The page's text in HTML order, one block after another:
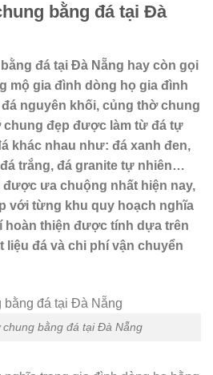
bằng đá tại Đà
bằng đá tại Đà Nẵng hay còn gọi
mộ gia đình dòng họ gia đình
nguyên khối, củng thờ chung
chung đẹp được làm từ đá tự
khác nhau như: đá xanh đen,
trắng, đá granite tự nhiên…
ưa chuộng nhất hiện nay,
với từng khu quy hoạch nghĩa
hoàn thiện được tính dựa trên
liệu đá và chi phí vận chuyển
bằng đá tại Đà Nẵng